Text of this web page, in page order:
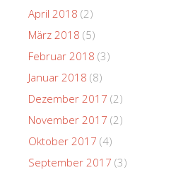
April 2018 (2)
März 2018 (5)
Februar 2018 (3)
Januar 2018 (8)
Dezember 2017 (2)
November 2017 (2)
Oktober 2017 (4)
September 2017 (3)